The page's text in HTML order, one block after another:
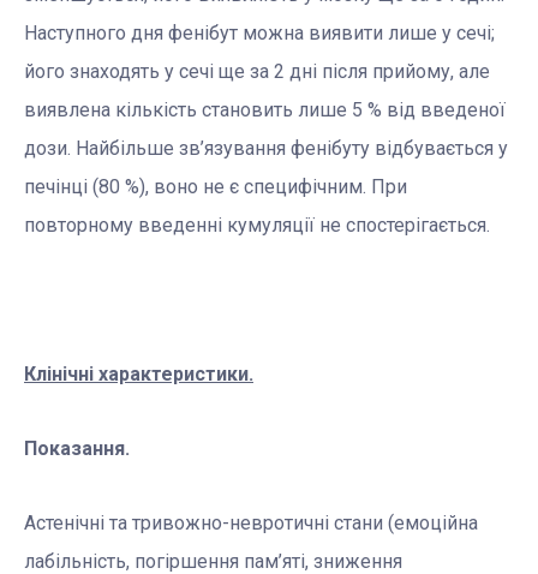
Наступного дня фенібут можна виявити лише у сечі;
його знаходять у сечі ще за 2 дні після прийому, але
виявлена кількість становить лише 5 % від введеної
дози. Найбільше зв’язування фенібуту відбувається у
печінці (80 %), воно не є специфічним. При
повторному введенні кумуляції не спостерігається.
Клінічні характеристики.
Показання.
Астенічні та тривожно-невротичні стани (емоційна
лабільність, погіршення пам’яті, зниження